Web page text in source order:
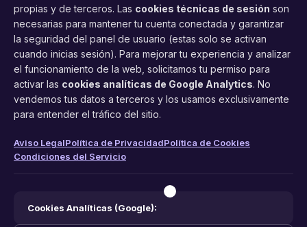
FacilCita
Asistente inteligente de citas por teléfono y WhatsApp.
Gestión profesional de agenda con IA para tu negocio.
Funciones
Aviso Legal
propias y de terceros. Las cookies técnicas de sesión son
necesarias para mantener tu cuenta conectada y garantizar
la seguridad del panel de usuario (estas solo se activan
cuando inicias sesión). Para mejorar tu experiencia y analizar
el funcionamiento de la web, solicitamos tu permiso para
activar las cookies analíticas de Google Analytics. No
vendemos tus datos a terceros y los usamos exclusivamente
para entender el tráfico del sitio.
Aviso LegalPolítica de PrivacidadPolítica de Cookies
Condiciones del Servicio
Cookies Analíticas (Google):